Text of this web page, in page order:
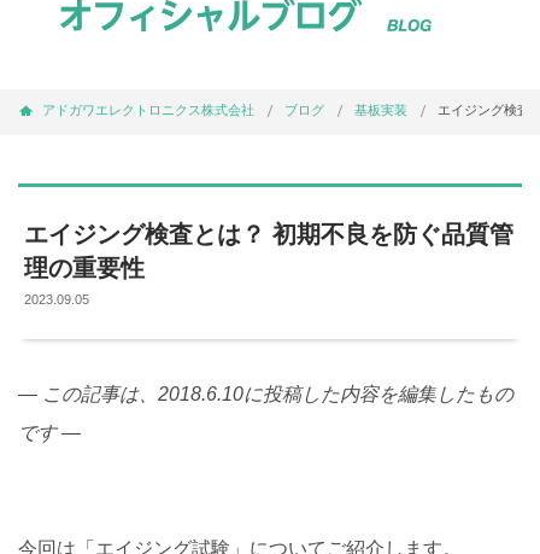
アドガワエレクトロニクス株式会社 ブログ 基板実装 エイジング検査
エイジング検査とは？ 初期不良を防ぐ品質管
理の重要性
2023.09.05
― この記事は、2018.6.10に投稿した内容を編集したもの
です ―
今回は「エイジング試験」についてご紹介します。